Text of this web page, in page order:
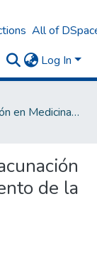
All of
Log In
Especialización en Medicina Legal
de la